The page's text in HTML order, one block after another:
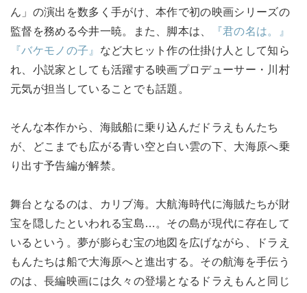
ん」の演出を数多く手がけ、本作で初の映画シリーズの
監督を務める今井一暁。また、脚本は、
『君の名は。』
『バケモノの子』 など大ヒット作の仕掛け人として知ら
れ、小説家としても活躍する映画プロデューサー・川村
元気が担当していることでも話題。
そんな本作から、海賊船に乗り込んだドラえもんたち
が、どこまでも広がる青い空と白い雲の下、大海原へ乗
り出す予告編が解禁。
舞台となるのは、カリブ海。大航海時代に海賊たちが財
宝を隠したといわれる宝島…。その島が現代に存在して
いるという。夢が膨らむ宝の地図を広げながら、ドラえ
もんたちは船で大海原へと進出する。その航海を手伝う
のは、長編映画には久々の登場となるドラえもんと同じ